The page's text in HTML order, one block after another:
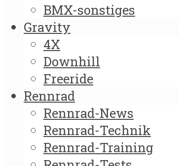
BMX-sonstiges
Gravity
4X
Downhill
Freeride
Rennrad
Rennrad-News
Rennrad-Technik
Rennrad-Training